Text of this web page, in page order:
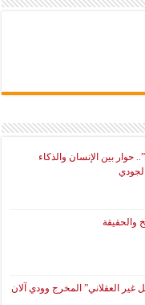
حوار بين الإنسان والذكاء
غير العقلاني” المخرج وودي آلان